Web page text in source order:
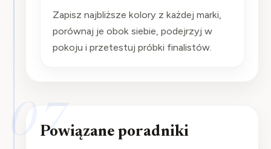
Zapisz najbliższe kolory z każdej marki,
porównaj je obok siebie, podejrzyj w
pokoju i przetestuj próbki finalistów.
07
Powiązane poradniki